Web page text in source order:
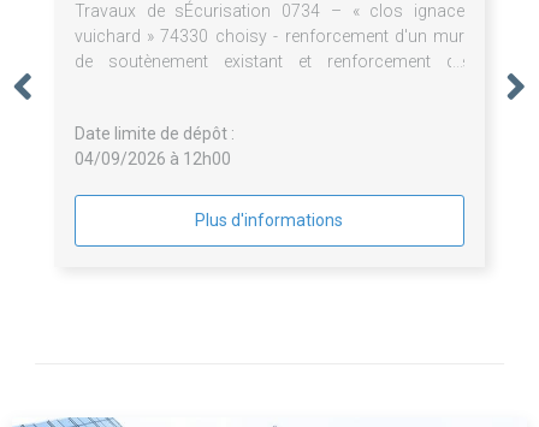
Travaux de sÉcurisation 0734 – « clos ignace
vuichard » 74330 choisy - renforcement d'un mur
de soutènement existant et renforcement de
Date limite de dépôt :
04/09/2026 à 12h00
Plus d'informations